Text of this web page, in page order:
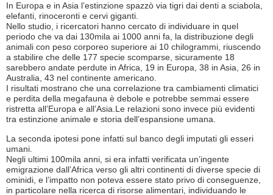
In Europa e in Asia l’estinzione spazzò via tigri dai denti a sciabola,
elefanti, rinoceronti e cervi giganti.
Nello studio, i ricercatori hanno cercato di individuare in quel
periodo che va dai 130mila ai 1000 anni fa, la distribuzione degli
animali con peso corporeo superiore ai 10 chilogrammi, riuscendo
a stabilire che delle 177 specie scomparse, sicuramente 18
sarebbero andate perdute in Africa, 19 in Europa, 38 in Asia, 26 in
Australia, 43 nel continente americano.
I risultati mostrano che una correlazione tra cambiamenti climatici
e perdita della megafauna è debole e potrebbe semmai essere
ristretta all’Europa e all’Asia.Le relazioni sono invece più evidenti
tra estinzione animale e storia dell’espansione umana.
La seconda ipotesi pone infatti sul banco degli imputati gli esseri
umani.
Negli ultimi 100mila anni, si era infatti verificata un’ingente
emigrazione dall’Africa verso gli altri continenti di diverse specie di
ominidi, e l’impatto non poteva essere stato privo di conseguenze,
in particolare nella ricerca di risorse alimentari, individuando le